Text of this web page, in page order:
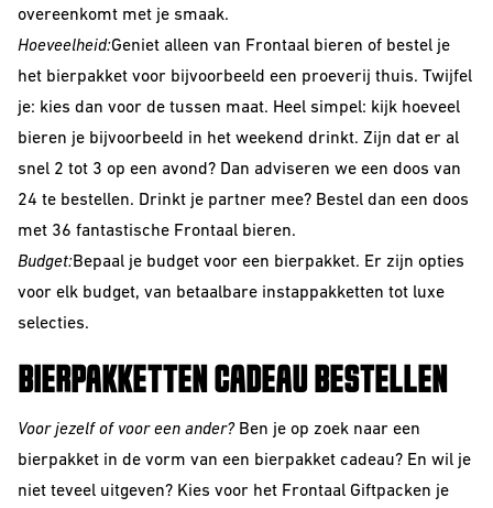
overeenkomt met je smaak.
Hoeveelheid:Geniet alleen van Frontaal bieren of bestel je
het bierpakket voor bijvoorbeeld een proeverij thuis. Twijfel
je: kies dan voor de tussen maat. Heel simpel: kijk hoeveel
bieren je bijvoorbeeld in het weekend drinkt. Zijn dat er al
snel 2 tot 3 op een avond? Dan adviseren we een doos van
24 te bestellen. Drinkt je partner mee? Bestel dan een doos
met 36 fantastische Frontaal bieren.
Budget:Bepaal je budget voor een bierpakket. Er zijn opties
voor elk budget, van betaalbare instappakketten tot luxe
selecties.
BIERPAKKETTEN CADEAU BESTELLEN
Voor jezelf of voor een ander? Ben je op zoek naar een
bierpakket in de vorm van een bierpakket cadeau? En wil je
niet teveel uitgeven? Kies voor het Frontaal Giftpacken je